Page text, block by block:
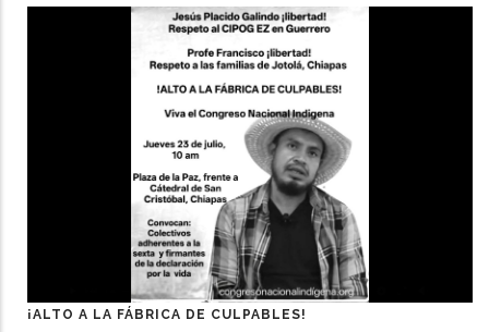
¡ALTO A LA FÁBRICA DE CULPABLES!